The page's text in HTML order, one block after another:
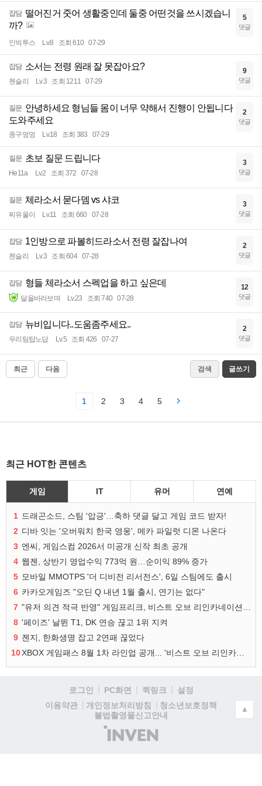
잡담 떨어진거 줏어 생활중인데 둘중 어떤것을 쓰시겠습니
까?
인빅투스 Lv.8 조회 610 07-29
5
댓글
잡담 소서는 전령 원래 잘 못잡아요?
첸슬리 Lv.3 조회 1211 07-29
9
댓글
질문 안녕하세요 형님들 몸이 너무 약해서 진행이 안됩니다
도와주세요
종구멍멍 Lv.18 조회 383 07-29
2
댓글
질문 초보 질문 드립니다
He11a Lv.2 조회 372 07-28
3
댓글
질문 체라소서 묻다뎀 vs 샤코
찌유울이 Lv.11 조회 660 07-28
3
댓글
잡담 1인방으로 파볼히드라소서 전령 잘잡나여
첸슬리 Lv.3 조회 604 07-28
2
댓글
잡담 형들 체라소서 스펙업을 하고 싶은데
달을바라보며 Lv.23 조회 740 07-28
12
댓글
잡담 뉴비입니다..도움좀주세요..
우리팀탑노답 Lv.5 조회 426 07-27
2
댓글
최근 다음 검색 글쓰기
1 2 3 4 5
최근 HOT한 콘텐츠
게임 IT 유머 연예
1 드래곤소드, 스팀 '압긍'…축하 댓글 달고 게임 코드 받자!
2 디바 잇는 '오버워치 한국 영웅', 메카 파일럿 디몬 나온다
3 엔씨, 게임스컴 2026서 미공개 신작 최초 공개
4 웹젠, 상반기 영업수익 773억 원…순이익 89% 증가
5 모바일 MMOTPS '더 디비전 리서전스', 6일 스팀에도 출시
6 카카오게임즈 "오딘 Q 내년 1월 출시, 연기는 없다"
7
8 '페이즈' 날뛴 T1, DK 연승 끊고 1위 지켜
9 젠지, 한화생명 잡고 2연패 끊었다
10
로그인 PC화면 퀵링크
설정
이용약관
개인정보처리방침
청소년보호정책
불법촬영물신고안내
(주)
인
▲